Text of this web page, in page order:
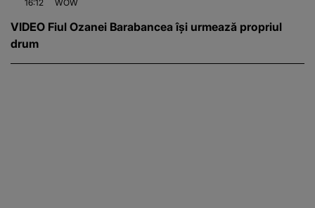
16:12 WOW
VIDEO Fiul Ozanei Barabancea își urmează propriul
drum